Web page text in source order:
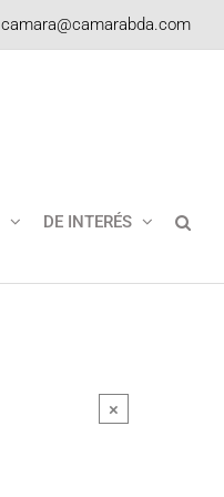
camara@camarabda.com
DE INTERÉS
×